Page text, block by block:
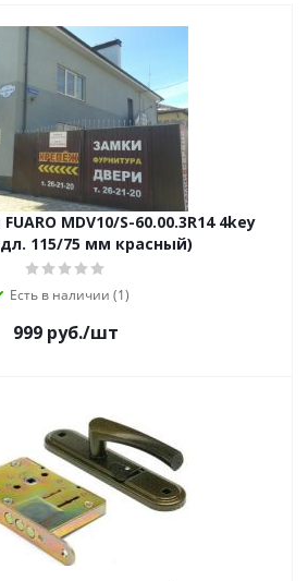
MDV10/S-60.00.3R14 4key
115/75 мм красный)
Есть в наличии (1)
999руб./шт